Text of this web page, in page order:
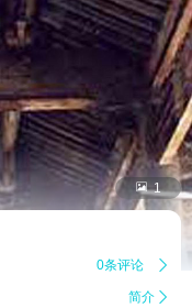
 1
0条评论 
简介 